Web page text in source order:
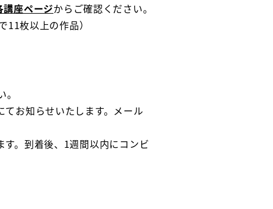
講座ページからご確認ください。
11枚以上の作品）
お知らせいたします。メール
。到着後、1週間以内にコンビ